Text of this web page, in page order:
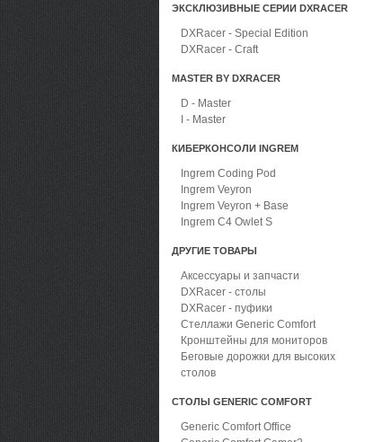
ЭКСКЛЮЗИВНЫЕ СЕРИИ DXRACER
DXRacer - Special Edition
DXRacer - Craft
MASTER BY DXRACER
D - Master
I - Master
КИБЕРКОНСОЛИ INGREM
Ingrem Coding Pod
Ingrem Veyron
Ingrem Veyron + Base
Ingrem C4 Owlet S
ДРУГИЕ ТОВАРЫ
Аксессуары и запчасти
DXRacer - столы
DXRacer - пуфики
Стеллажи Generic Comfort
Кронштейны для мониторов
Беговые дорожки для высоких
столов
СТОЛЫ GENERIC COMFORT
Generic Comfort Office